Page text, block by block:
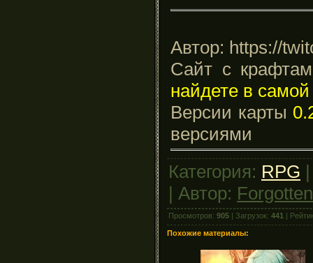
Автор: https://
Сайт с
найдете в самой
Версии карты
версиями
Категория: RPG
| Автор:
Просмотров: 905 | Загрузок: 441 |
Похожие материалы: